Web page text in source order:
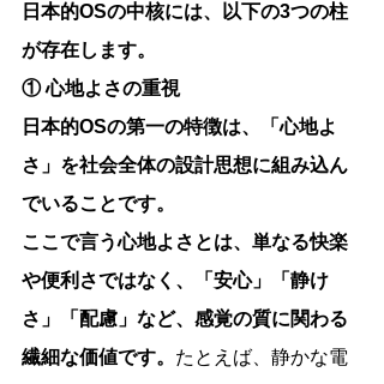
日本的OSの中核には、以下の3つの柱
が存在します。
① 心地よさの重視
日本的OSの第一の特徴は、「心地よ
さ」を社会全体の設計思想に組み込ん
でいることです。
ここで言う心地よさとは、単なる快楽
や便利さではなく、「安心」「静け
さ」「配慮」など、感覚の質に関わる
繊細な価値です。 たとえば、静かな電